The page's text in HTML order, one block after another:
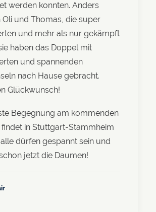
werden konnten. Anders
Oli und Thomas, die super
und mehr als nur gekämpft
haben das Doppel mit
und spannenden
nach Hause gebracht.
Glückwunsch!
Begegnung am kommenden
in Stuttgart-Stammheim
dürfen gespannt sein und
jetzt die Daumen!